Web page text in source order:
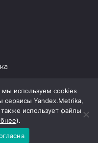
мы используем cookies
сервисы Yandex.Metrika,
использует файлы
).